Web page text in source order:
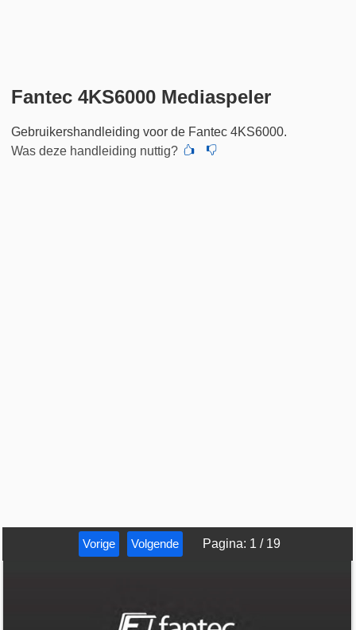
Fantec 4KS6000 Mediaspeler
Gebruikershandleiding voor de Fantec 4KS6000.
Was deze handleiding nuttig?
Vorige Volgende Pagina: 1 / 19